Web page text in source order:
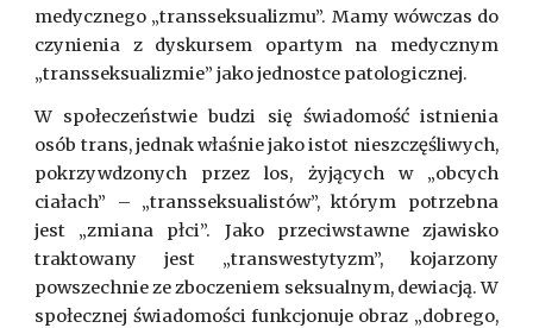
medycznego „transseksualizmu”. Mamy wówczas do
czynienia z dyskursem opartym na medycznym
„transseksualizmie” jako jednostce patologicznej.
W społeczeństwie budzi się świadomość istnienia
osób trans, jednak właśnie jako istot nieszczęśliwych,
pokrzywdzonych przez los, żyjących w „obcych
ciałach” – „transseksualistów”, którym potrzebna
jest „zmiana płci”. Jako przeciwstawne zjawisko
traktowany jest „transwestytyzm”, kojarzony
powszechnie ze zboczeniem seksualnym, dewiacją. W
społecznej świadomości funkcjonuje obraz „dobrego,